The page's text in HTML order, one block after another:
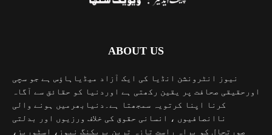
ABOUT US
نیوز انٹرونشن انڈیا کی ایک آزاد میڈیاہاؤس ہے جو سچی
اورحقیقی صحافت پر یقین رکھتی ہے اوردنیا کو حقائق سے آگاہ
کرنا اپنا کرتویہ سمجھتا ہے۔دنیابھرمیں ہونے والی
ناانصافیوں ، انسانی حقوق کی خلاف ورزیوں اور بدلتی
صورتحال کو براہ راست تازہ ترین بریکنگ نیوز، اسٹوریز،